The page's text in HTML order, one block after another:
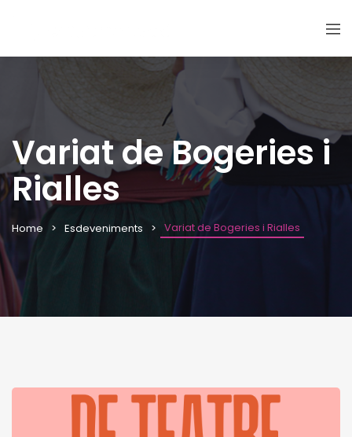
Variat de Bogeries i
Rialles
Home Esdeveniments Variat de Bogeries i Rialles